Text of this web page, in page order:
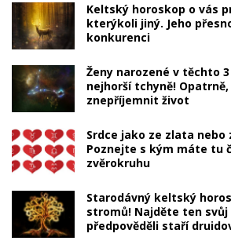
Keltský horoskop o vás
kterýkoli jiný. Jeho
konkurenci
Ženy narozené v těchto
nejhorší tchyně!
znepříjemnit život
Srdce jako ze zlata nebo
Poznejte s kým máte tu
zvěrokruhu
Starodávný keltský
stromů! Najděte ten
předpověděli staří